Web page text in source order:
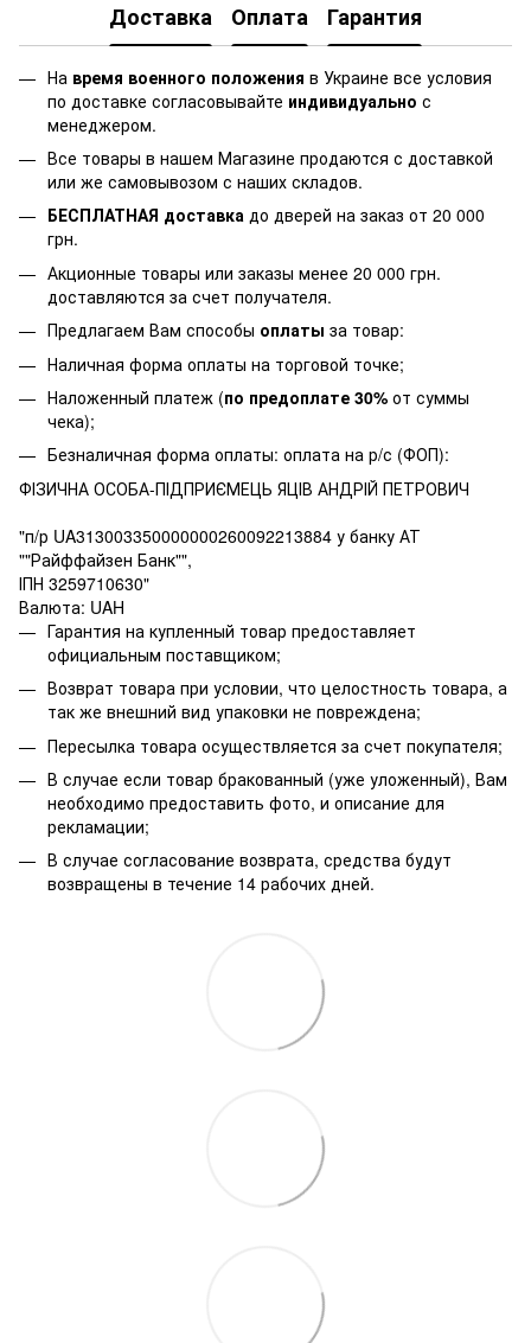
Доставка Оплата Гарантия
На время военного положения в Украине все условия
по доставке согласовывайте индивидуально с
менеджером.
Все товары в нашем Магазине продаются с доставкой
или же самовывозом с наших складов.
БЕСПЛАТНАЯ доставка до дверей на заказ от 20 000
грн.
Акционные товары или заказы менее 20 000 грн.
доставляются за счет получателя.
Предлагаем Вам способы оплаты за товар:
Наличная форма оплаты на торговой точке;
Наложенный платеж (по предоплате 30% от суммы
чека);
Безналичная форма оплаты: оплата на р/с (ФОП):
ФІЗИЧНА ОСОБА-ПІДПРИЄМЕЦЬ ЯЦІВ АНДРІЙ ПЕТРОВИЧ
"п/р UA313003350000000260092213884 у банку АТ
""Райффайзен Банк"",
ІПН 3259710630"
Валюта: UAH
Гарантия на купленный товар предоставляет
официальным поставщиком;
Возврат товара при условии, что целостность товара, а
так же внешний вид упаковки не повреждена;
Пересылка товара осуществляется за счет покупателя;
В случае если товар бракованный (уже уложенный), Вам
необходимо предоставить фото, и описание для
рекламации;
В случае согласование возврата, средства будут
возвращены в течение 14 рабочих дней.